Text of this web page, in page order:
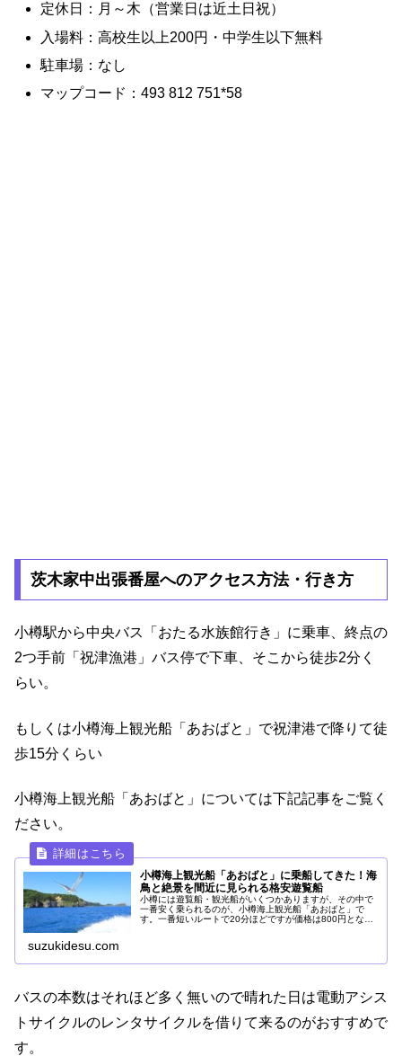
定休日：月～木（営業日は近土日祝）
入場料：高校生以上200円・中学生以下無料
駐車場：なし
マップコード：493 812 751*58
茨木家中出張番屋へのアクセス方法・行き方
小樽駅から中央バス「おたる水族館行き」に乗車、終点の
2つ手前「祝津漁港」バス停で下車、そこから徒歩2分く
らい。
もしくは小樽海上観光船「あおばと」で祝津港で降りて徒
歩15分くらい
小樽海上観光船「あおばと」については下記記事をご覧く
ださい。
小樽海上観光船「あおばと」に乗船してきた！海
鳥と絶景を間近に見られる格安遊覧船
小樽には遊覧船・観光船がいくつかありますが、その中で
一番安く乗られるのが、小樽海上観光船「あおばと」で
す。一番短いルートで20分ほどですが価格は800円となっ
suzukidesu.com
バスの本数はそれほど多く無いので晴れた日は電動アシス
トサイクルのレンタサイクルを借りて来るのがおすすめで
す。